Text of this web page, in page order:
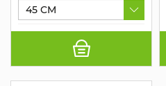
45 CM